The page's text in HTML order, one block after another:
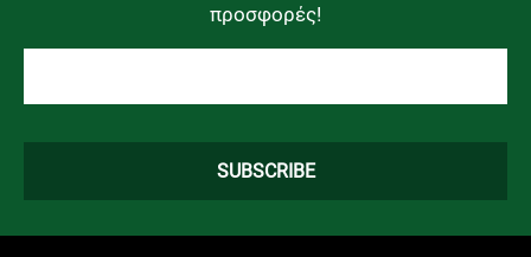
προσφορές!